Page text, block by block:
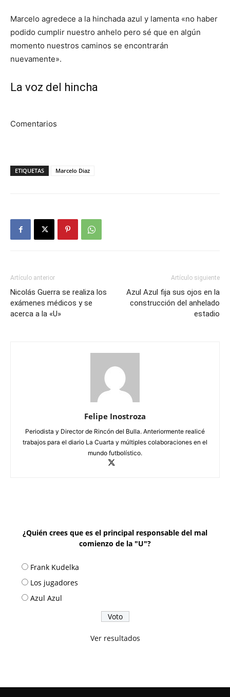
Marcelo agredece a la hinchada azul y lamenta «no haber
podido cumplir nuestro anhelo pero sé que en algún
momento nuestros caminos se encontrarán
nuevamente».
La voz del hincha
Comentarios
ETIQUETAS Marcelo Diaz
Artículo anterior
Nicolás Guerra se realiza los
exámenes médicos y se
acerca a la «U»
Artículo siguiente
Azul Azul fija sus ojos en la
construcción del anhelado
estadio
Felipe Inostroza
Periodista y Director de Rincón del Bulla. Anteriormente realicé
trabajos para el diario La Cuarta y múltiples colaboraciones en el
mundo futbolístico.
¿Quién crees que es el principal responsable del mal
comienzo de la "U"?
Frank Kudelka
Los jugadores
Azul Azul
Ver resultados